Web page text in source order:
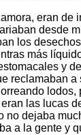
eran de
desde
los
más
y
reclamaban
lodos,
las lucas
no dejaba
a la gente y